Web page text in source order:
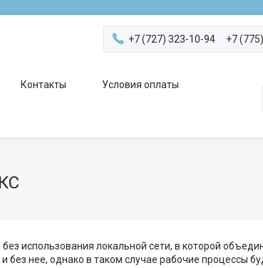
+7 (727) 323-10-94 +7
Контакты Условия оплаты
использования локальной сети, в которой
нее, однако в таком случае рабочие процессы